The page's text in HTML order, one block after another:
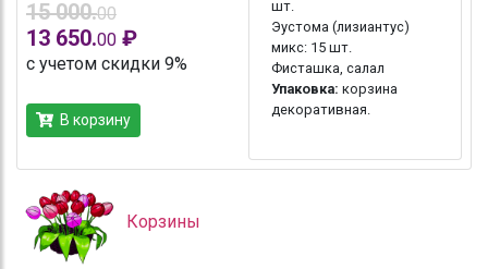
15 000.00
13 650.00 ₽
с учетом скидки 9%
В корзину
шт.
Эустома (лизиантус)
микс: 15 шт.
Фисташка, салал
Упаковка: корзина
декоративная.
Корзины